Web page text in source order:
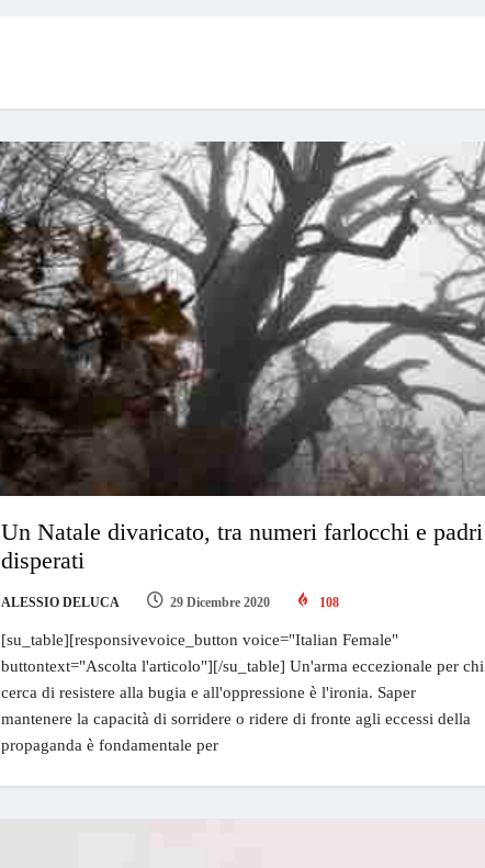
Un Natale divaricato, tra numeri farlocchi e padri
disperati
ALESSIO DELUCA 29 Dicembre 2020 108
[su_table][responsivevoice_button voice="Italian Female"
buttontext="Ascolta l'articolo"][/su_table] Un'arma eccezionale per chi
cerca di resistere alla bugia e all'oppressione è l'ironia. Saper
mantenere la capacità di sorridere o ridere di fronte agli eccessi della
propaganda è fondamentale per